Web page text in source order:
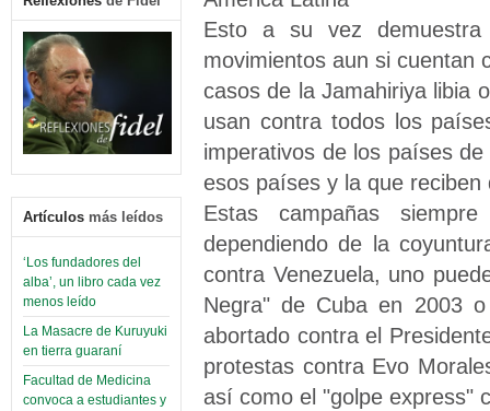
Artículos más leídos
‘Los fundadores del
alba’, un libro cada vez
menos leído
La Masacre de Kuruyuki
en tierra guaraní
Facultad de Medicina
convoca a estudiantes y
Esto a su vez
movimientos aun si cuentan
casos de la Jamahiriya libia
usan contra todos los
imperativos de los países
esos países y la que
Estas campañas
dependiendo de la
contra Venezuela, uno
Negra" de Cuba en 2003
abortado contra el
protestas contra Evo
así como el "golpe express"